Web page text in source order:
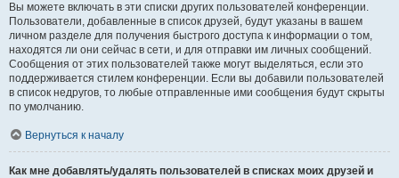
Вы можете включать в эти списки других пользователей конференции.
Пользователи, добавленные в список друзей, будут указаны в вашем
личном разделе для получения быстрого доступа к информации о том,
находятся ли они сейчас в сети, и для отправки им личных сообщений.
Сообщения от этих пользователей также могут выделяться, если это
поддерживается стилем конференции. Если вы добавили пользователей
в список недругов, то любые отправленные ими сообщения будут скрыты
по умолчанию.
Вернуться к началу
Как мне добавлять/удалять пользователей в списках моих друзей и